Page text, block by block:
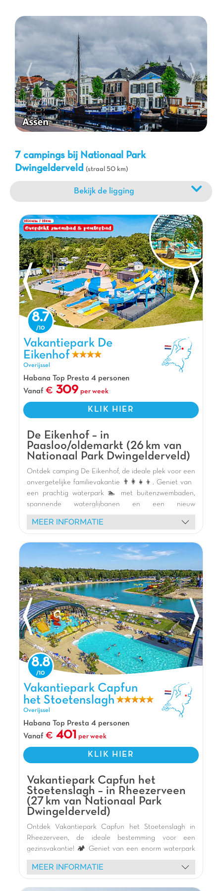
of watersporten beoefenen op de omliggende meren en
rivieren. Mis niet de kans om lokale specialiteiten te proeven en
u onder te dompelen in de Drentse cultuur. Een Capfun
camping is het ideale startpunt voor al deze ontdekkingen en
biedt u een warme en veilige omgeving voor eenonvergetelijke
familievakantie, midden in een genereuze en rustgevende
natuur.
7 campings bij Nationaal Park
Dwingelderveld
(straal 50 km)
Vakantiepark De Eikenhof, Vakantiepark Overijssel
8.7
Vakantiepark De
Eikenhof
Overijssel
Habana Top Presta 4 personen
Vanaf
309 per week
KLIK HIER
De Eikenhof – in
Paasloo/oldemarkt (26 km van
Nationaal Park Dwingelderveld)
Ontdek camping De Eikenhof, de ideale plek voor een
onvergetelijke familievakantie 👨‍👩‍👧‍👦. Geniet van
een prachtig waterpark 🏊 met buitenzwembaden,
spannende waterglijbanen en een nieuw
binnencomplex met kinderbad. Kinderen zullen dol
zijn op de diverse speeltuinen 🎢 (binnen,
mascottes en schuimspellen. Ontspan aan het meer
🎣 of verken de omgeving per fiets 🚴. Onze
comfortabele stacaravans 🏡 wachten op u. Mis een
uitstapje naar Giethoorn, het "Venetië van het
Noorden" 🛶, niet. Met een restaurant en snackbar is
alles aanwezig voor een perfect verblijf! 🌞
De mening van Jasmijn
Vakantiepark de Eikenhof is een park
gelegen in de prachtige natuur van Overijssel,
voorzien van vermaak voor jong en oud! Dit zie je
terugkomen op zowel het park als de omgeving.
Stil zitten is hier niet nodig, klimmen in het
Klimbos, vissen of prachtige wandelroutes zijn
slechts een paar van de activiteiten die je hier of
in de nabijgelegen omgeving kunt doen!
Pluspunten
Bij Nationaal Park de Weerribben
MEER INFORMATIE
Vakantiepark Capfun het Stoetenslagh, Vakantiepark Overijssel
8.8
Vakantiepark Capfun
het Stoetenslagh
Overijssel
Habana Top Presta 4 personen
Vanaf
401 per week
KLIK HIER
Vakantiepark Capfun het
Stoetenslagh – in Rheezerveen
(27 km van Nationaal Park
Dwingelderveld)
Ontdek Vakantiepark Capfun het Stoetenslagh in
Rheezerveen, de ideale bestemming voor een
gezinsvakantie! 🏕️ Geniet van een enorm waterpark
🏊‍♀️ met zwembaden, spannende glijbanen 🎢 en een
groot meer met zandstrand 🏖️ voor diverse
MEER INFORMATIE
Bekijk de ligging